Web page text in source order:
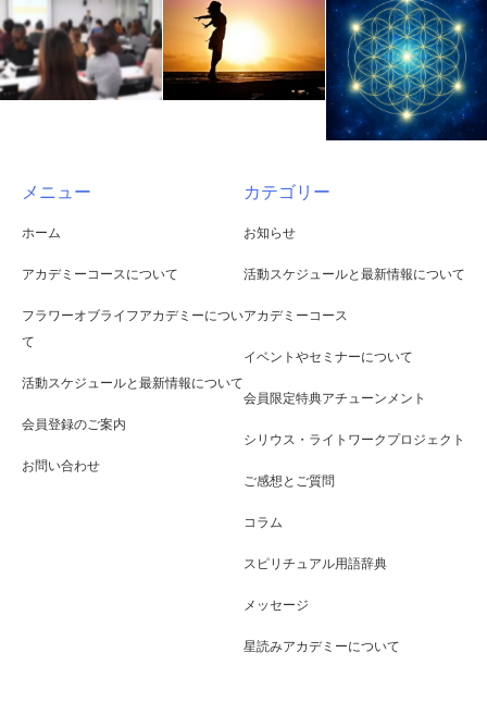
メニュー
ホーム
アカデミーコースについて
フラワーオブライフアカデミーについ
て
活動スケジュールと最新情報について
会員登録のご案内
お問い合わせ
カテゴリー
お知らせ
活動スケジュールと最新情報について
アカデミーコース
イベントやセミナーについて
会員限定特典アチューンメント
シリウス・ライトワークプロジェクト
ご感想とご質問
コラム
スピリチュアル用語辞典
メッセージ
星読みアカデミーについて